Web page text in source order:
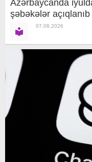
Azərbaycanda
şəbəkələr açıqlanıb
07.08.2026